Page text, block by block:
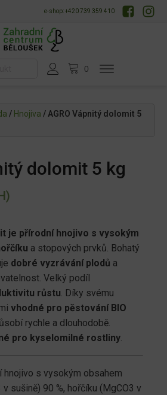
e-shop: +420 739 359 410
/ Hnojiva / AGRO Vápnitý dolomit 5
dolomit 5 kg
je přírodní hnojivo s vysokým
a stopových prvků. Bohatý
dobré vyzrávání plodů a
Velký podíl
růstu. Díky svému
vhodné pro pěstování BIO
rychle a dlouhodobě.
pro kyselomilné rostliny.
hnojivo s vysokým obsahem
v sušině) 90 %, hořčíku (MgCO3 v